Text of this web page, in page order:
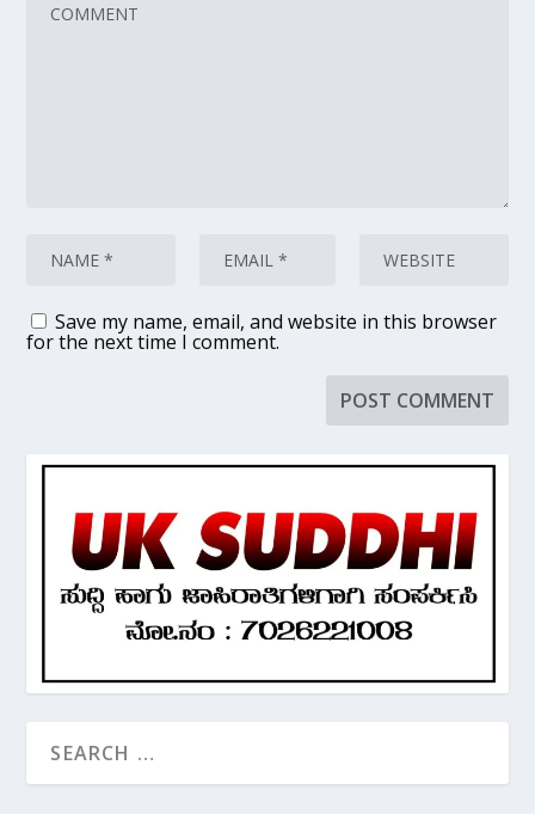
Save my name, email, and website in this browser
for the next time I comment.